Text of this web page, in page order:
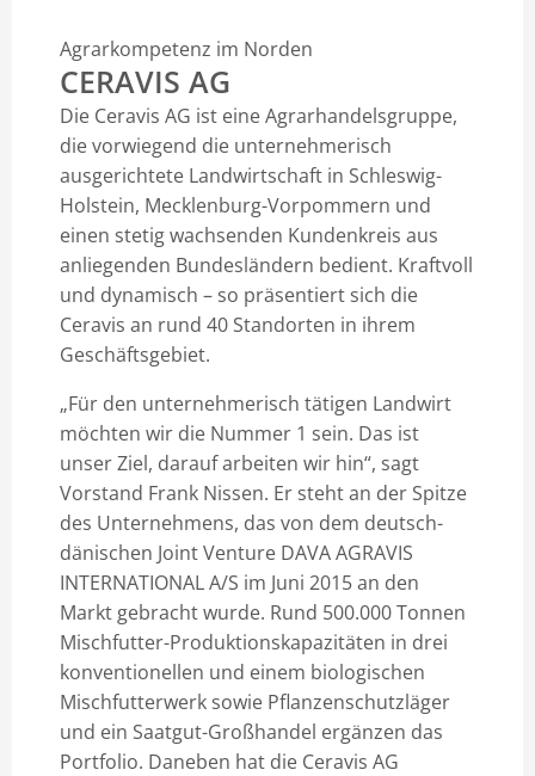
Agrarkompetenz im Norden
CERAVIS AG
Die Ceravis AG ist eine Agrarhandelsgruppe,
die vorwiegend die unternehmerisch
ausgerichtete Landwirtschaft in Schleswig-
Holstein, Mecklenburg-Vorpommern und
einen stetig wachsenden Kundenkreis aus
anliegenden Bundesländern bedient. Kraftvoll
und dynamisch – so präsentiert sich die
Ceravis an rund 40 Standorten in ihrem
Geschäftsgebiet.
„Für den unternehmerisch tätigen Landwirt
möchten wir die Nummer 1 sein. Das ist
unser Ziel, darauf arbeiten wir hin“, sagt
Vorstand Frank Nissen. Er steht an der Spitze
des Unternehmens, das von dem deutsch-
dänischen Joint Venture DAVA AGRAVIS
INTERNATIONAL A/S im Juni 2015 an den
Markt gebracht wurde. Rund 500.000 Tonnen
Mischfutter-Produktionskapazitäten in drei
konventionellen und einem biologischen
Mischfutterwerk sowie Pflanzenschutzläger
und ein Saatgut-Großhandel ergänzen das
Portfolio. Daneben hat die Ceravis AG